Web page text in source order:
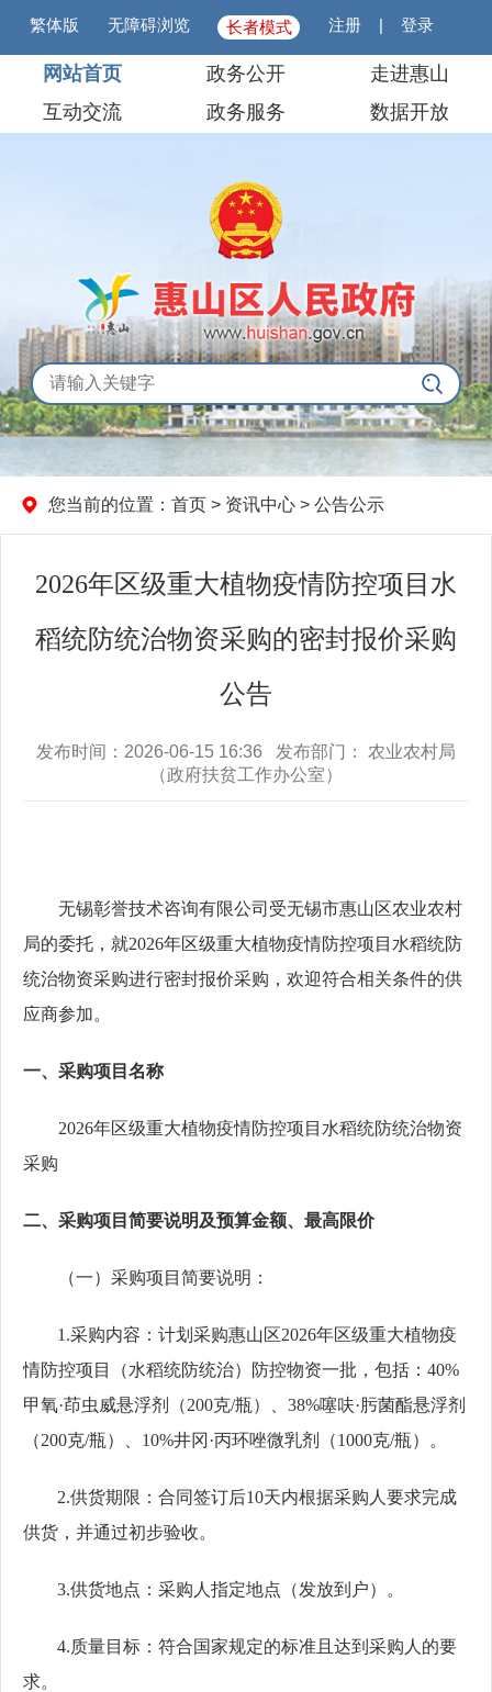
繁体版 无障碍浏览 长者模式 注册 |登录
网站首页 政务公开
走进惠山
互动交流
政务服务 数据开放
您当前的位置： 首页 > 资讯中心 > 公告公示
2026年区级重大植物疫情防控项目水
稻统防统治物资采购的密封报价采购
公告
发布时间：2026-06-15 16:36 发布部门： 农业农村局
（政府扶贫工作办公室）
无锡彰誉技术咨询有限公司受无锡市惠山区农业农村
局的委托， 就2026年区级重大植物疫情防控项目水稻统防
统治物资采购进行密封报价采购 ，欢迎符合相关条件的供
应商参加。
一、 采购项目名称
2026年区级重大植物疫情防控项目水稻统防统治物资
采购
二、 采购项目简要说明及预算金额、最高限价
（一） 采购项目简要说明 ：
1 .采购内容：计划采购惠山区2026年区级重大植物疫
情防控项目（水稻统防统治）防控物资一批，包括：40%
甲氧·茚虫威悬浮剂（200克/瓶）、38%噻呋·肟菌酯悬浮剂
（200克/瓶）、10%井冈·丙环唑微乳剂（1000克/瓶）。
2.供货期限：合同签订后10天内根据采购人要求完成
供货，并通过初步验收。
3.供货地点：采购人指定地点（发放到户）。
4.质量目标 ：符合国家规定的标准且达到采购人的要
求。